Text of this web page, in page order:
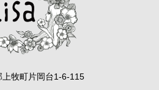
牧町片岡台1-6-115